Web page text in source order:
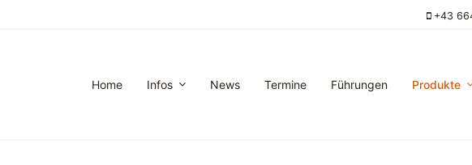
+43
Home Infos News Termine Führungen Produkte